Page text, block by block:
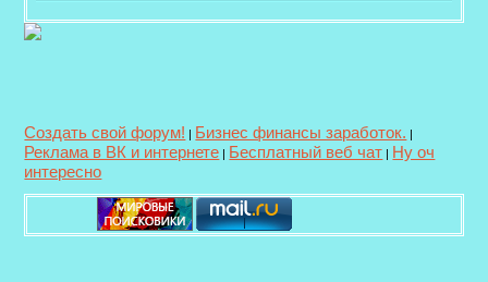
Создать свой форум! | Бизнес финансы заработок. |
Реклама в ВК и интернете | Бесплатный веб чат | Ну оч
интересно